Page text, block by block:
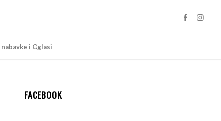
nabavke i Oglasi
FACEBOOK